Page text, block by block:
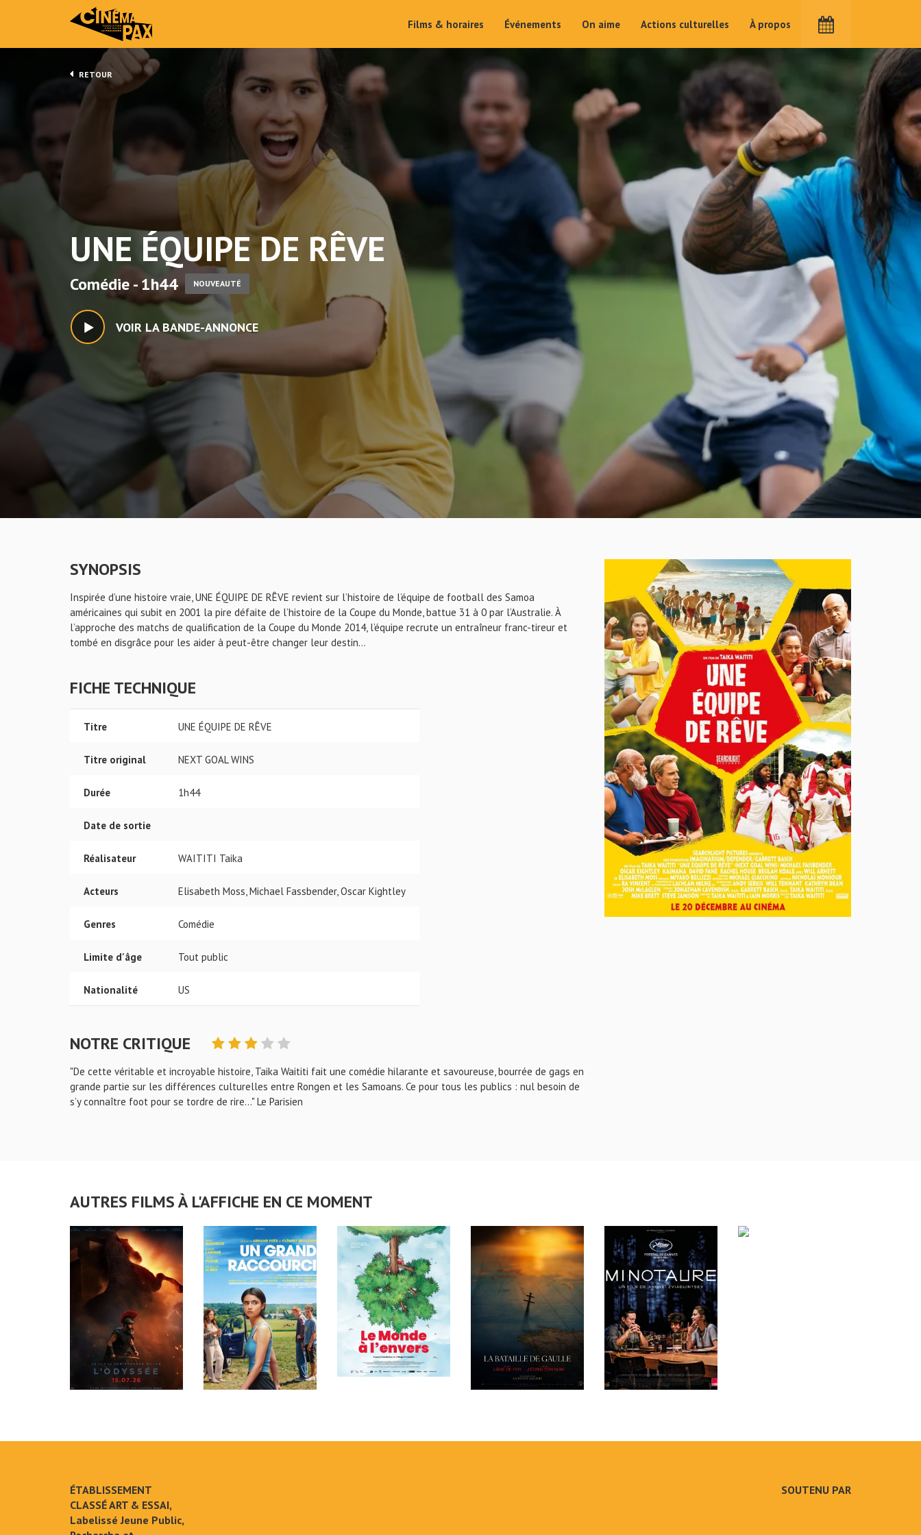
Films & horaires Événements On aime Actions culturelles À propos
RETOUR
UNE ÉQUIPE DE RÊVE
Comédie - 1h44 NOUVEAUTÉ
VOIR LA BANDE-ANNONCE
SYNOPSIS
Inspirée d’une histoire vraie, UNE ÉQUIPE DE RÊVE revient sur l’histoire de l’équipe de football des Samoa
américaines qui subit en 2001 la pire défaite de l’histoire de la Coupe du Monde, battue 31 à 0 par l’Australie. À
l’approche des matchs de qualification de la Coupe du Monde 2014, l’équipe recrute un entraîneur franc-tireur et
tombé en disgrâce pour les aider à peut-être changer leur destin...
FICHE TECHNIQUE
Titre UNE ÉQUIPE DE RÊVE
Titre original NEXT GOAL WINS
Durée 1h44
Date de sortie
Réalisateur WAITITI Taika
Acteurs Elisabeth Moss, Michael Fassbender, Oscar Kightley
Genres Comédie
Limite d'âge Tout public
Nationalité US
NOTRE CRITIQUE
"De cette véritable et incroyable histoire, Taika Waititi fait une comédie hilarante et savoureuse, bourrée de gags en
grande partie sur les différences culturelles entre Rongen et les Samoans. Ce pour tous les publics : nul besoin de
s’y connaître foot pour se tordre de rire…" Le Parisien
AUTRES FILMS À L'AFFICHE EN CE MOMENT
ÉTABLISSEMENT
CLASSÉ ART & ESSAI,
Labelissé Jeune Public,
SOUTENU PAR